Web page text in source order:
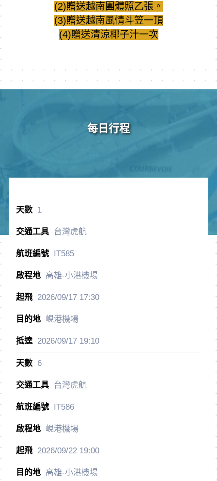
(2)贈送越南團體照乙張。
(3)贈送越南風情斗笠一頂
(4)贈送清涼椰子汁一次
每日行程
1
台灣虎航
IT585
高雄-小港機場
2026/09/1717:30
峴港機場
2026/09/1719:10
6
台灣虎航
IT586
峴港機場
2026/09/2219:00
高雄-小港機場